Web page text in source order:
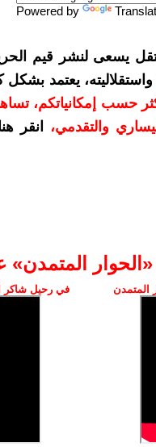
Powered by
لنشر قيم الحرية،
يعتمد
سنويًا أو أكثر حسب
والتقدمي،
انقر
المتمدن»
المتمدن في رحيل شاكر